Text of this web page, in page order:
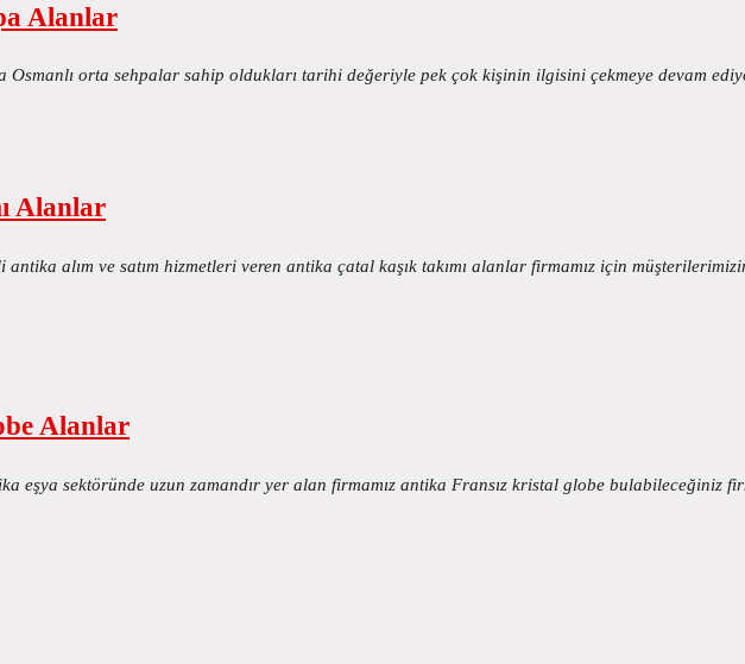
Alanlar
Osmanlı orta sehpalar sahip oldukları tarihi değeriyle pek çok kişinin ilgisini çekmeye devam
Alanlar
antika alım ve satım hizmetleri veren antika çatal kaşık takımı alanlar firmamız için
Alanlar
eşya sektöründe uzun zamandır yer alan firmamız antika Fransız kristal globe bulabileceğiniz